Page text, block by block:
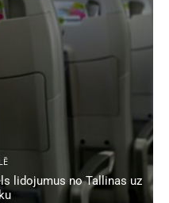
lidojumus no Tallinas uz